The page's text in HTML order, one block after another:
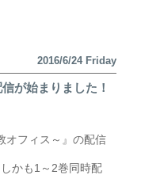
2016/6/24 Friday
が始まりました！
オフィス～』の配信
かも1～2巻同時配